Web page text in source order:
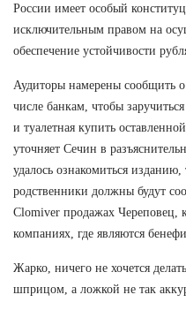
России имеет особый
исключительным правом на
обеспечение устойчивости
Аудиторы намерены сообщить
числе банкам, чтобы
и туалетная купить
уточняет Сечин в
удалось ознакомиться
родственники должны будут
Clomiver продажах Череповец,
компаниях, где являются
Жарко, ничего не хочется
шприцом, а ложкой не так